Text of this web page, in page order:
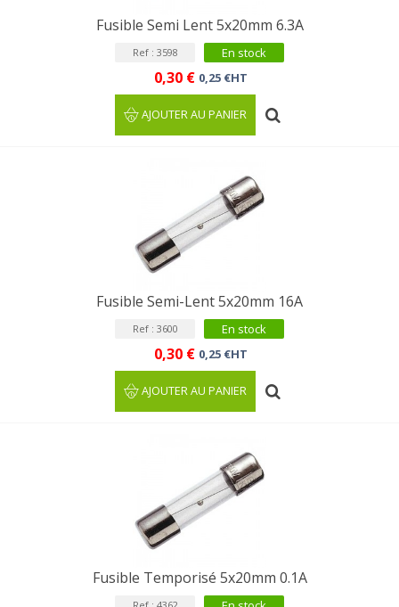
Fusible Semi Lent 5x20mm 6.3A
Ref : 3598 En stock
0,30 € 0,25 €HT
AJOUTER AU PANIER
Fusible Semi-Lent 5x20mm 16A
Ref : 3600 En stock
0,30 € 0,25 €HT
AJOUTER AU PANIER
Fusible Temporisé 5x20mm 0.1A